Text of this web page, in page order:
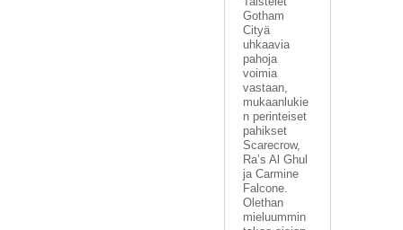
Gotham
Cityä
uhkaavia
pahoja
voimia
vastaan,
mukaanlukie
n perinteiset
pahikset
Scarecrow,
Ra’s Al Ghul
ja Carmine
Falcone.
Olethan
mieluummin